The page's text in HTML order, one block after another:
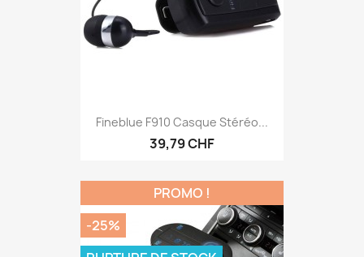
Fineblue F910 Casque Stéréo...
39,79 CHF
PROMO !
-25%